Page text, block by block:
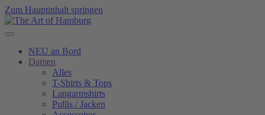
Zum Hauptinhalt springen
NEU an Bord
Damen
Alles
T-Shirts & Tops
Langarmshirts
Pullis / Jacken